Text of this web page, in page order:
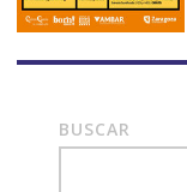
BUSCAR